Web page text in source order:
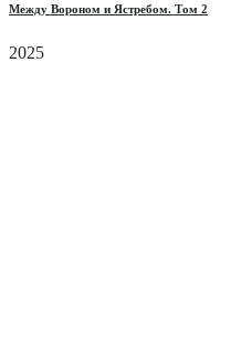
Между Вороном и Ястребом. Том 2
2025